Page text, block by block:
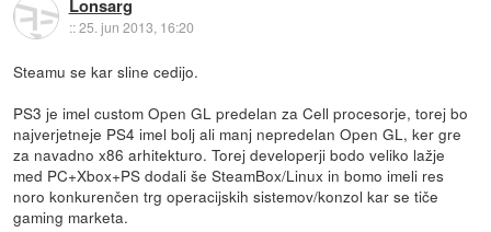
Lonsarg
::25. jun 2013, 16:20
Steamu se kar sline cedijo.
PS3 je imel custom Open GL predelan za Cell procesorje, torej bo
najverjetneje PS4 imel bolj ali manj nepredelan Open GL, ker gre
za navadno x86 arhitekturo. Torej developerji bodo veliko lažje
med PC+Xbox+PS dodali še SteamBox/Linux in bomo imeli res
noro konkurenčen trg operacijskih sistemov/konzol kar se tiče
gaming marketa.